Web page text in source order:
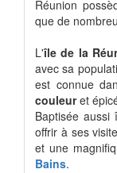
Réunion
que de
L'île de la
avec sa
est connue
couleuret
Baptisée
offrir à ses
et une
Bains.